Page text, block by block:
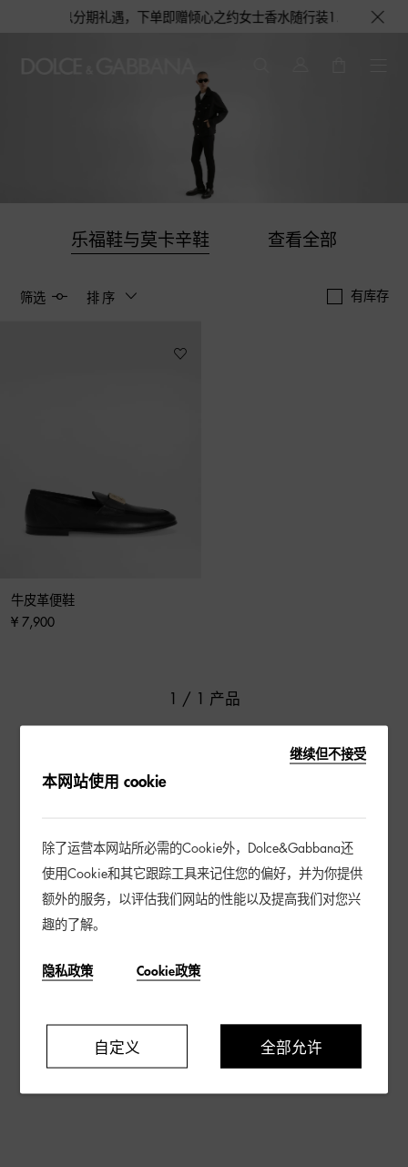
免息分期礼遇，下单即赠倾心之约女士香水随行装1.5ML，
乐福鞋与莫卡辛鞋 查看全部
筛选 排序 有库存
牛皮革便鞋
¥ 7,900
1 / 1 产品
继续但不接受
本网站使用 cookie
除了运营本网站所必需的Cookie外，Dolce&Gabbana还
使用Cookie和其它跟踪工具来记住您的偏好，并为你提供
额外的服务，以评估我们网站的性能以及提高我们对您兴
趣的了解。
隐私政策 Cookie政策
自定义 全部允许